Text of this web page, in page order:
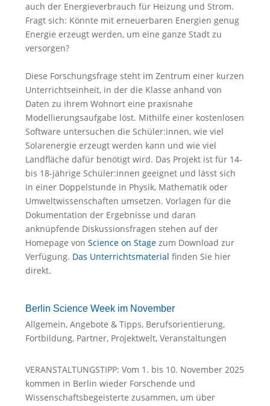
auch der Energieverbrauch für Heizung und Strom.
Fragt sich: Könnte mit erneuerbaren Energien genug
Energie erzeugt werden, um eine ganze Stadt zu
versorgen?
Diese Forschungsfrage steht im Zentrum einer kurzen
Unterrichtseinheit, in der die Klasse anhand von
Daten zu ihrem Wohnort eine praxisnahe
Modellierungsaufgabe löst. Mithilfe einer kostenlosen
Software untersuchen die Schüler:innen, wie viel
Solarenergie erzeugt werden kann und wie viel
Landfläche dafür benötigt wird. Das Projekt ist für 14-
bis 18-jährige Schüler:innen geeignet und lässt sich
in einer Doppelstunde in Physik, Mathematik oder
Umweltwissenschaften umsetzen. Vorlagen für die
Dokumentation der Ergebnisse und daran
anknüpfende Diskussionsfragen stehen auf der
Homepage von Science on Stage zum Download zur
Verfügung. Das Unterrichtsmaterial finden Sie hier
direkt.
Berlin Science Week im November
Allgemein, Angebote & Tipps, Berufsorientierung,
Fortbildung, Partner, Projektwelt, Veranstaltungen
VERANSTALTUNGSTIPP: Vom 1. bis 10. November 2025
kommen in Berlin wieder Forschende und
Wissenschaftsbegeisterte zusammen, um über